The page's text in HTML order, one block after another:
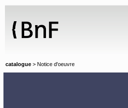
catalogue > Notice d'oeuvre